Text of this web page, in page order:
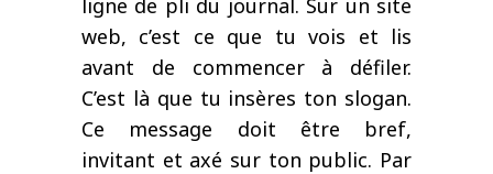
web, c’est ce que tu vois et lis
avant de commencer à défiler.
C’est là que tu insères ton slogan.
Ce message doit être bref,
invitant et axé sur ton public. Par